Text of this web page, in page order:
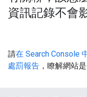
資訊記錄不會
請在 Search Console
處罰報告 ，瞭解網站